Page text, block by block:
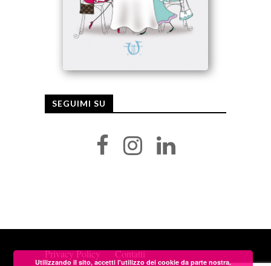
SEGUIMI SU
Privacy Policy Contatti
Utilizzando il sito, accetti l'utilizzo dei cookie da parte nostra.